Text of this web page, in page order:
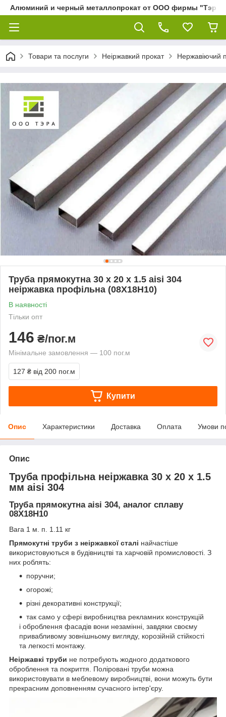
Алюминий и черный металлопрокат от ООО фирмы "Тэра"
Товари та послуги Неіржавкий прокат Нержавіючий
Труба прямокутна 30 х 20 х 1.5 aisi 304
неіржавка профільна (08Х18Н10)
В наявності
Тільки опт
146 ₴/пог.м
Мінімальне замовлення — 100 пог.м
127 ₴ від 200 пог.м
Купити
Опис Характеристики Доставка Оплата Умови
Опис
Труба профільна неіржавка 30 х 20 х 1.5
мм aisi 304
Труба прямокутна aisi 304, аналог сплаву
08Х18Н10
Вага 1 м. п. 1.11 кг
Прямокутні труби з неіржавкої сталі найчастіше
використовуються в будівництві та харчовій промисловості. З
них роблять:
поручни;
огорожі;
різні декоративні конструкції;
так само у сфері виробництва рекламних конструкцій
і оброблення фасадів вони незамінні, завдяки своєму
привабливому зовнішньому вигляду, корозійній стійкості
та легкості монтажу.
Неіржавкі труби не потребують жодного додаткового
оброблення та покриття. Поліровані труби можна
використовувати в меблевому виробництві, вони можуть бути
прекрасним доповненням сучасного інтер'єру.